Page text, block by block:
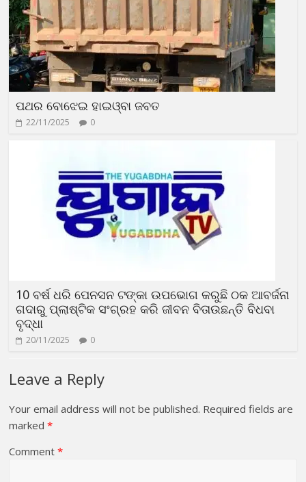
ପଥର ବୋଝେଇ ହାଇଓ୍ବା ଜବତ
22/11/2025 0
10 ବର୍ଷ ଧରି ପେନସନ ଟଙ୍କା ଉପଭୋଗ କରୁଛି ଠକ ଆବର୍ଜନା
ଗଦାରୁ ପ୍ଲାଷ୍ଟିକ ସଂଗ୍ରହ କରି ଜୀବନ ବିତାଉଛନ୍ତି ବିଧବା
ବୃଦ୍ଧା
20/11/2025 0
Leave a Reply
Your email address will not be published. Required fields are
marked*
Comment*